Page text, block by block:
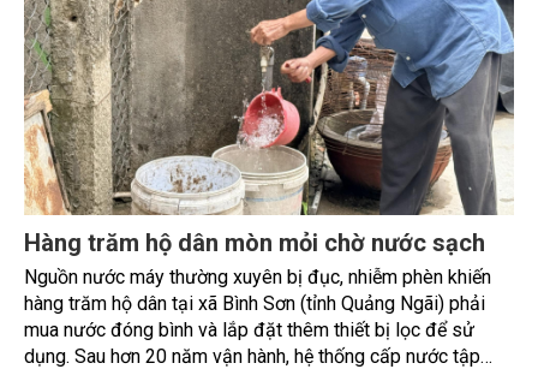
Hàng trăm hộ dân mòn mỏi chờ nước sạch
Nguồn nước máy thường xuyên bị đục, nhiễm phèn khiến
hàng trăm hộ dân tại xã Bình Sơn (tỉnh Quảng Ngãi) phải
mua nước đóng bình và lắp đặt thêm thiết bị lọc để sử
dụng. Sau hơn 20 năm vận hành, hệ thống cấp nước tập